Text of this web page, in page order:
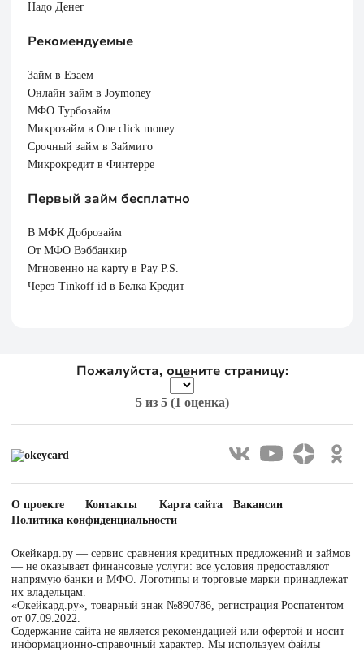
Надо Денег
Рекомендуемые
Займ в Езаем
Онлайн займ в Joymoney
МФО Турбозайм
Микрозайм в One click money
Срочный займ в Займиго
Микрокредит в Финтерре
Первый займ бесплатно
В МФК Доброзайм
От МФО Вэббанкир
Мгновенно на карту в Pay P.S.
Через Tinkoff id в Белка Кредит
Пожалуйста, оцените страницу:
5из 5 (1 оценка)
О проекте Контакты Карта сайта
Вакансии
Политика конфиденциальности
Окейкард.ру — сервис сравнения кредитных предложений и займов
— не оказывает финансовые услуги: все условия предоставляют
напрямую банки и МФО. Логотипы и торговые марки принадлежат
их владельцам.
«Окейкард.ру», товарный знак №890786, регистрация Роспатентом
от 07.09.2022.
Содержание сайта не является рекомендацией или офертой и носит
информационно-справочный характер. Мы используем файлы